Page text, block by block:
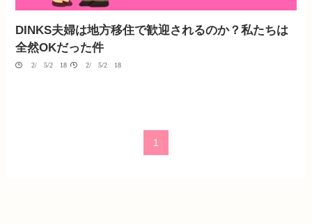
DINKS夫婦は地方移住で歓迎されるのか？私たちは
全然OKだった件
02/05/2018 02/05/2018
1